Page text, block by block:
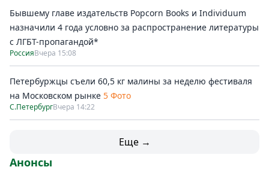
Бывшему главе издательств Popcorn Books и Individuum
назначили 4 года условно за распространение литературы
с ЛГБТ-пропагандой*
РоссияВчера 15:08
Петербуржцы съели 60,5 кг малины за неделю фестиваля
на Московском рынке 5 Фото
С.ПетербургВчера 14:22
Еще →
Анонсы